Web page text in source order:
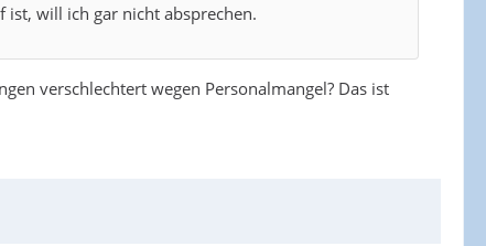
will ich gar nicht absprechen.
verschlechtert wegen Personalmangel? Das ist